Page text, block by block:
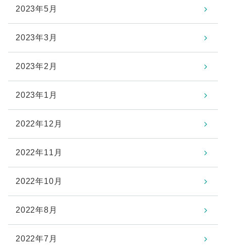
2023年5月
2023年3月
2023年2月
2023年1月
2022年12月
2022年11月
2022年10月
2022年8月
2022年7月